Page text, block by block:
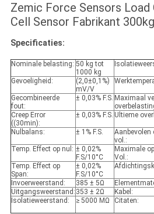
Zemic Force Sensors Load
Cell Sensor Fabrikant 300kg
Specificaties:
Nominale belasting: 50 kg tot
1000 kg
Gevoeligheid:
(2,0±0,1%)
mV/V
Gecombineerde
fout:
± 0,03% F.S. Maximaal
Creep Error
((30min):
± 0,03% F.S. Ultieme
Nulbalans: ± 1% F.S.
Aanbevolen
vol.:
Temp. Effect op nul: ± 0,02%
F.S/10°C
Maximale
Vol.:
Temp. Effect op
Span:
± 0,02%
F.S/10°C
Invoerweerstand: 385 ± 5Ω
Uitgangsweerstand: 353 ± 2Ω Kabel:
Isolatieweerstand:
≥ 5000 MΩ Citaten: